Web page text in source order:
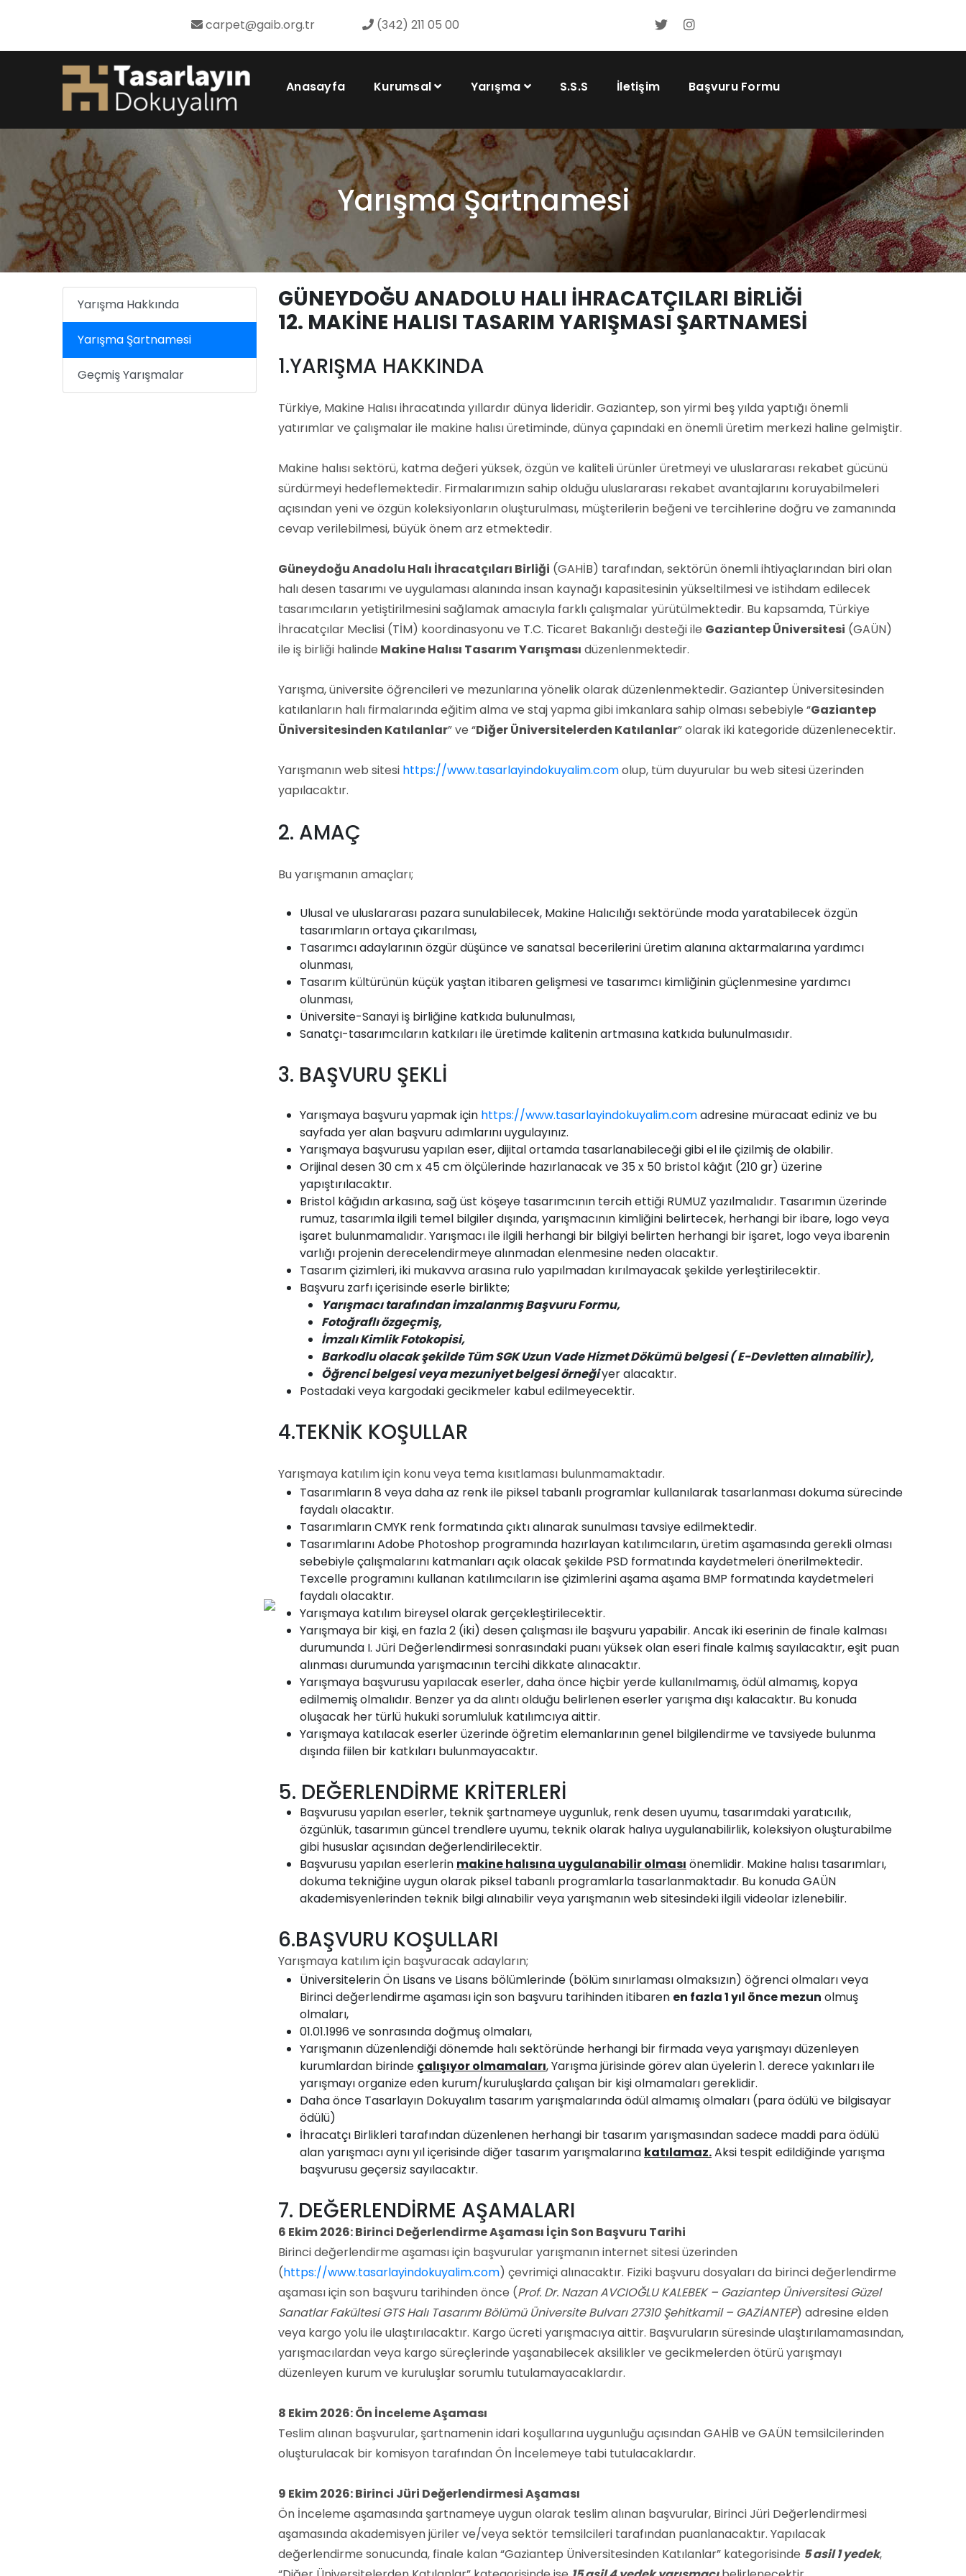
carpet@gaib.org.tr (342) 211 05 00
Anasayfa Kurumsal Yarışma S.S.S İletişim Başvuru Formu
Yarışma Şartnamesi
Yarışma Hakkında
Yarışma Şartnamesi
Geçmiş Yarışmalar
GÜNEYDOĞU ANADOLU HALI İHRACATÇILARI BİRLİĞİ
12. MAKİNE HALISI TASARIM YARIŞMASI ŞARTNAMESİ
1.YARIŞMA HAKKINDA
Türkiye, Makine Halısı ihracatında yıllardır dünya lideridir. Gaziantep, son yirmi beş yılda yaptığı önemli
yatırımlar ve çalışmalar ile makine halısı üretiminde, dünya çapındaki en önemli üretim merkezi haline gelmiştir.
Makine halısı sektörü, katma değeri yüksek, özgün ve kaliteli ürünler üretmeyi ve uluslararası rekabet gücünü
sürdürmeyi hedeflemektedir. Firmalarımızın sahip olduğu uluslararası rekabet avantajlarını koruyabilmeleri
açısından yeni ve özgün koleksiyonların oluşturulması, müşterilerin beğeni ve tercihlerine doğru ve zamanında
cevap verilebilmesi, büyük önem arz etmektedir.
Güneydoğu Anadolu Halı İhracatçıları Birliği (GAHİB) tarafından, sektörün önemli ihtiyaçlarından biri olan
halı desen tasarımı ve uygulaması alanında insan kaynağı kapasitesinin yükseltilmesi ve istihdam edilecek
tasarımcıların yetiştirilmesini sağlamak amacıyla farklı çalışmalar yürütülmektedir. Bu kapsamda, Türkiye
İhracatçılar Meclisi (TİM) koordinasyonu ve T.C. Ticaret Bakanlığı desteği ile Gaziantep Üniversitesi (GAÜN)
ile iş birliği halinde Makine Halısı Tasarım Yarışması düzenlenmektedir.
Yarışma, üniversite öğrencileri ve mezunlarına yönelik olarak düzenlenmektedir. Gaziantep Üniversitesinden
katılanların halı firmalarında eğitim alma ve staj yapma gibi imkanlara sahip olması sebebiyle “Gaziantep
Üniversitesinden Katılanlar” ve “Diğer Üniversitelerden Katılanlar” olarak iki kategoride düzenlenecektir.
Yarışmanın web sitesi https://www.tasarlayindokuyalim.comolup, tüm duyurular bu web sitesi üzerinden
yapılacaktır.
2. AMAÇ
Bu yarışmanın amaçları;
Ulusal ve uluslararası pazara sunulabilecek, Makine Halıcılığı sektöründe moda yaratabilecek özgün
tasarımların ortaya çıkarılması,
Tasarımcı adaylarının özgür düşünce ve sanatsal becerilerini üretim alanına aktarmalarına yardımcı
olunması,
Tasarım kültürünün küçük yaştan itibaren gelişmesi ve tasarımcı kimliğinin güçlenmesine yardımcı
olunması,
Üniversite-Sanayi iş birliğine katkıda bulunulması,
Sanatçı-tasarımcıların katkıları ile üretimde kalitenin artmasına katkıda bulunulmasıdır.
3. BAŞVURU ŞEKLİ
Yarışmaya başvuru yapmak için https://www.tasarlayindokuyalim.comadresine müracaat ediniz ve bu
sayfada yer alan başvuru adımlarını uygulayınız.
Yarışmaya başvurusu yapılan eser, dijital ortamda tasarlanabileceği gibi el ile çizilmiş de olabilir.
Orijinal desen 30 cm x 45 cm ölçülerinde hazırlanacak ve 35 x 50 bristol kâğıt (210 gr) üzerine
yapıştırılacaktır.
Bristol kâğıdın arkasına, sağ üst köşeye tasarımcının tercih ettiği RUMUZ yazılmalıdır. Tasarımın üzerinde
rumuz, tasarımla ilgili temel bilgiler dışında, yarışmacının kimliğini belirtecek, herhangi bir ibare, logo veya
işaret bulunmamalıdır. Yarışmacı ile ilgili herhangi bir bilgiyi belirten herhangi bir işaret, logo veya ibarenin
varlığı projenin derecelendirmeye alınmadan elenmesine neden olacaktır.
Tasarım çizimleri, iki mukavva arasına rulo yapılmadan kırılmayacak şekilde yerleştirilecektir.
Başvuru zarfı içerisinde eserle birlikte;
Yarışmacı tarafından imzalanmış Başvuru Formu,
Fotoğraflı özgeçmiş,
İmzalı Kimlik Fotokopisi,
Barkodlu olacak şekilde Tüm SGK Uzun Vade Hizmet Dökümü belgesi ( E-Devletten alınabilir),
Öğrenci belgesi veya mezuniyet belgesi örneğiyer alacaktır.
Postadaki veya kargodaki gecikmeler kabul edilmeyecektir.
4.TEKNİK KOŞULLAR
Yarışmaya katılım için konu veya tema kısıtlaması bulunmamaktadır.
Tasarımların 8 veya daha az renk ile piksel tabanlı programlar kullanılarak tasarlanması dokuma sürecinde
faydalı olacaktır.
Tasarımların CMYK renk formatında çıktı alınarak sunulması tavsiye edilmektedir.
Tasarımlarını Adobe Photoshop programında hazırlayan katılımcıların, üretim aşamasında gerekli olması
sebebiyle çalışmalarını katmanları açık olacak şekilde PSD formatında kaydetmeleri önerilmektedir.
Texcelle programını kullanan katılımcıların ise çizimlerini aşama aşama BMP formatında kaydetmeleri
faydalı olacaktır.
Yarışmaya katılım bireysel olarak gerçekleştirilecektir.
Yarışmaya bir kişi, en fazla 2 (iki) desen çalışması ile başvuru yapabilir. Ancak iki eserinin de finale kalması
durumunda I. Jüri Değerlendirmesi sonrasındaki puanı yüksek olan eseri finale kalmış sayılacaktır, eşit puan
alınması durumunda yarışmacının tercihi dikkate alınacaktır.
Yarışmaya başvurusu yapılacak eserler, daha önce hiçbir yerde kullanılmamış, ödül almamış, kopya
edilmemiş olmalıdır. Benzer ya da alıntı olduğu belirlenen eserler yarışma dışı kalacaktır. Bu konuda
oluşacak her türlü hukuki sorumluluk katılımcıya aittir.
Yarışmaya katılacak eserler üzerinde öğretim elemanlarının genel bilgilendirme ve tavsiyede bulunma
dışında fiilen bir katkıları bulunmayacaktır.
5. DEĞERLENDİRME KRİTERLERİ
Başvurusu yapılan eserler, teknik şartnameye uygunluk, renk desen uyumu, tasarımdaki yaratıcılık,
özgünlük, tasarımın güncel trendlere uyumu, teknik olarak halıya uygulanabilirlik, koleksiyon oluşturabilme
gibi hususlar açısından değerlendirilecektir.
Başvurusu yapılan eserlerin makine halısına uygulanabilir olması önemlidir. Makine halısı tasarımları,
dokuma tekniğine uygun olarak piksel tabanlı programlarla tasarlanmaktadır. Bu konuda GAÜN
akademisyenlerinden teknik bilgi alınabilir veya yarışmanın web sitesindeki ilgili videolar izlenebilir.
6.BAŞVURU KOŞULLARI
Yarışmaya katılım için başvuracak adayların;
Üniversitelerin Ön Lisans ve Lisans bölümlerinde (bölüm sınırlaması olmaksızın) öğrenci olmaları veya
Birinci değerlendirme aşaması için son başvuru tarihinden itibaren en fazla 1 yıl önce mezun olmuş
olmaları,
01.01.1996 ve sonrasında doğmuş olmaları,
Yarışmanın düzenlendiği dönemde halı sektöründe herhangi bir firmada veya yarışmayı düzenleyen
kurumlardan birinde çalışıyor olmamaları, Yarışma jürisinde görev alan üyelerin 1. derece yakınları ile
yarışmayı organize eden kurum/kuruluşlarda çalışan bir kişi olmamaları gereklidir.
Daha önce Tasarlayın Dokuyalım tasarım yarışmalarında ödül almamış olmaları (para ödülü ve bilgisayar
ödülü)
İhracatçı Birlikleri tarafından düzenlenen herhangi bir tasarım yarışmasından sadece maddi para ödülü
alan yarışmacı aynı yıl içerisinde diğer tasarım yarışmalarına katılamaz.Aksi tespit edildiğinde yarışma
başvurusu geçersiz sayılacaktır.
7. DEĞERLENDİRME AŞAMALARI
6 Ekim 2026: Birinci Değerlendirme Aşaması İçin Son Başvuru Tarihi
Birinci değerlendirme aşaması için başvurular yarışmanın internet sitesi üzerinden
(https://www.tasarlayindokuyalim.com) çevrimiçi alınacaktır. Fiziki başvuru dosyaları da birinci değerlendirme
aşaması için son başvuru tarihinden önce (Prof. Dr. Nazan AVCIOĞLU KALEBEK – Gaziantep Üniversitesi Güzel
Sanatlar Fakültesi GTS Halı Tasarımı Bölümü Üniversite Bulvarı 27310 Şehitkamil – GAZİANTEP) adresine elden
veya kargo yolu ile ulaştırılacaktır. Kargo ücreti yarışmacıya aittir. Başvuruların süresinde ulaştırılamamasından,
yarışmacılardan veya kargo süreçlerinde yaşanabilecek aksilikler ve gecikmelerden ötürü yarışmayı
düzenleyen kurum ve kuruluşlar sorumlu tutulamayacaklardır.
8 Ekim 2026: Ön İnceleme Aşaması
Teslim alınan başvurular, şartnamenin idari koşullarına uygunluğu açısından GAHİB ve GAÜN temsilcilerinden
oluşturulacak bir komisyon tarafından Ön İncelemeye tabi tutulacaklardır.
9 Ekim 2026: Birinci Jüri Değerlendirmesi Aşaması
Ön İnceleme aşamasında şartnameye uygun olarak teslim alınan başvurular, Birinci Jüri Değerlendirmesi
aşamasında akademisyen jüriler ve/veya sektör temsilcileri tarafından puanlanacaktır. Yapılacak
değerlendirme sonucunda, finale kalan “Gaziantep Üniversitesinden Katılanlar” kategorisinde 5 asil 1 yedek,